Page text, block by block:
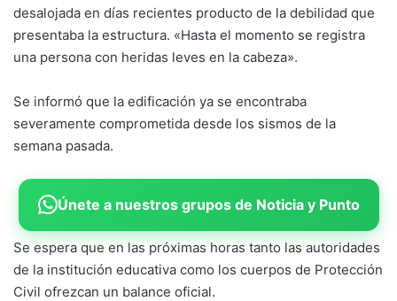
desalojada en días recientes producto de la debilidad que
presentaba la estructura. «Hasta el momento se registra
una persona con heridas leves en la cabeza».
Se informó que la edificación ya se encontraba
severamente comprometida desde los sismos de la
semana pasada.
Únete a nuestros grupos de Noticia y Punto
Se espera que en las próximas horas tanto las autoridades
de la institución educativa como los cuerpos de Protección
Civil ofrezcan un balance oficial.